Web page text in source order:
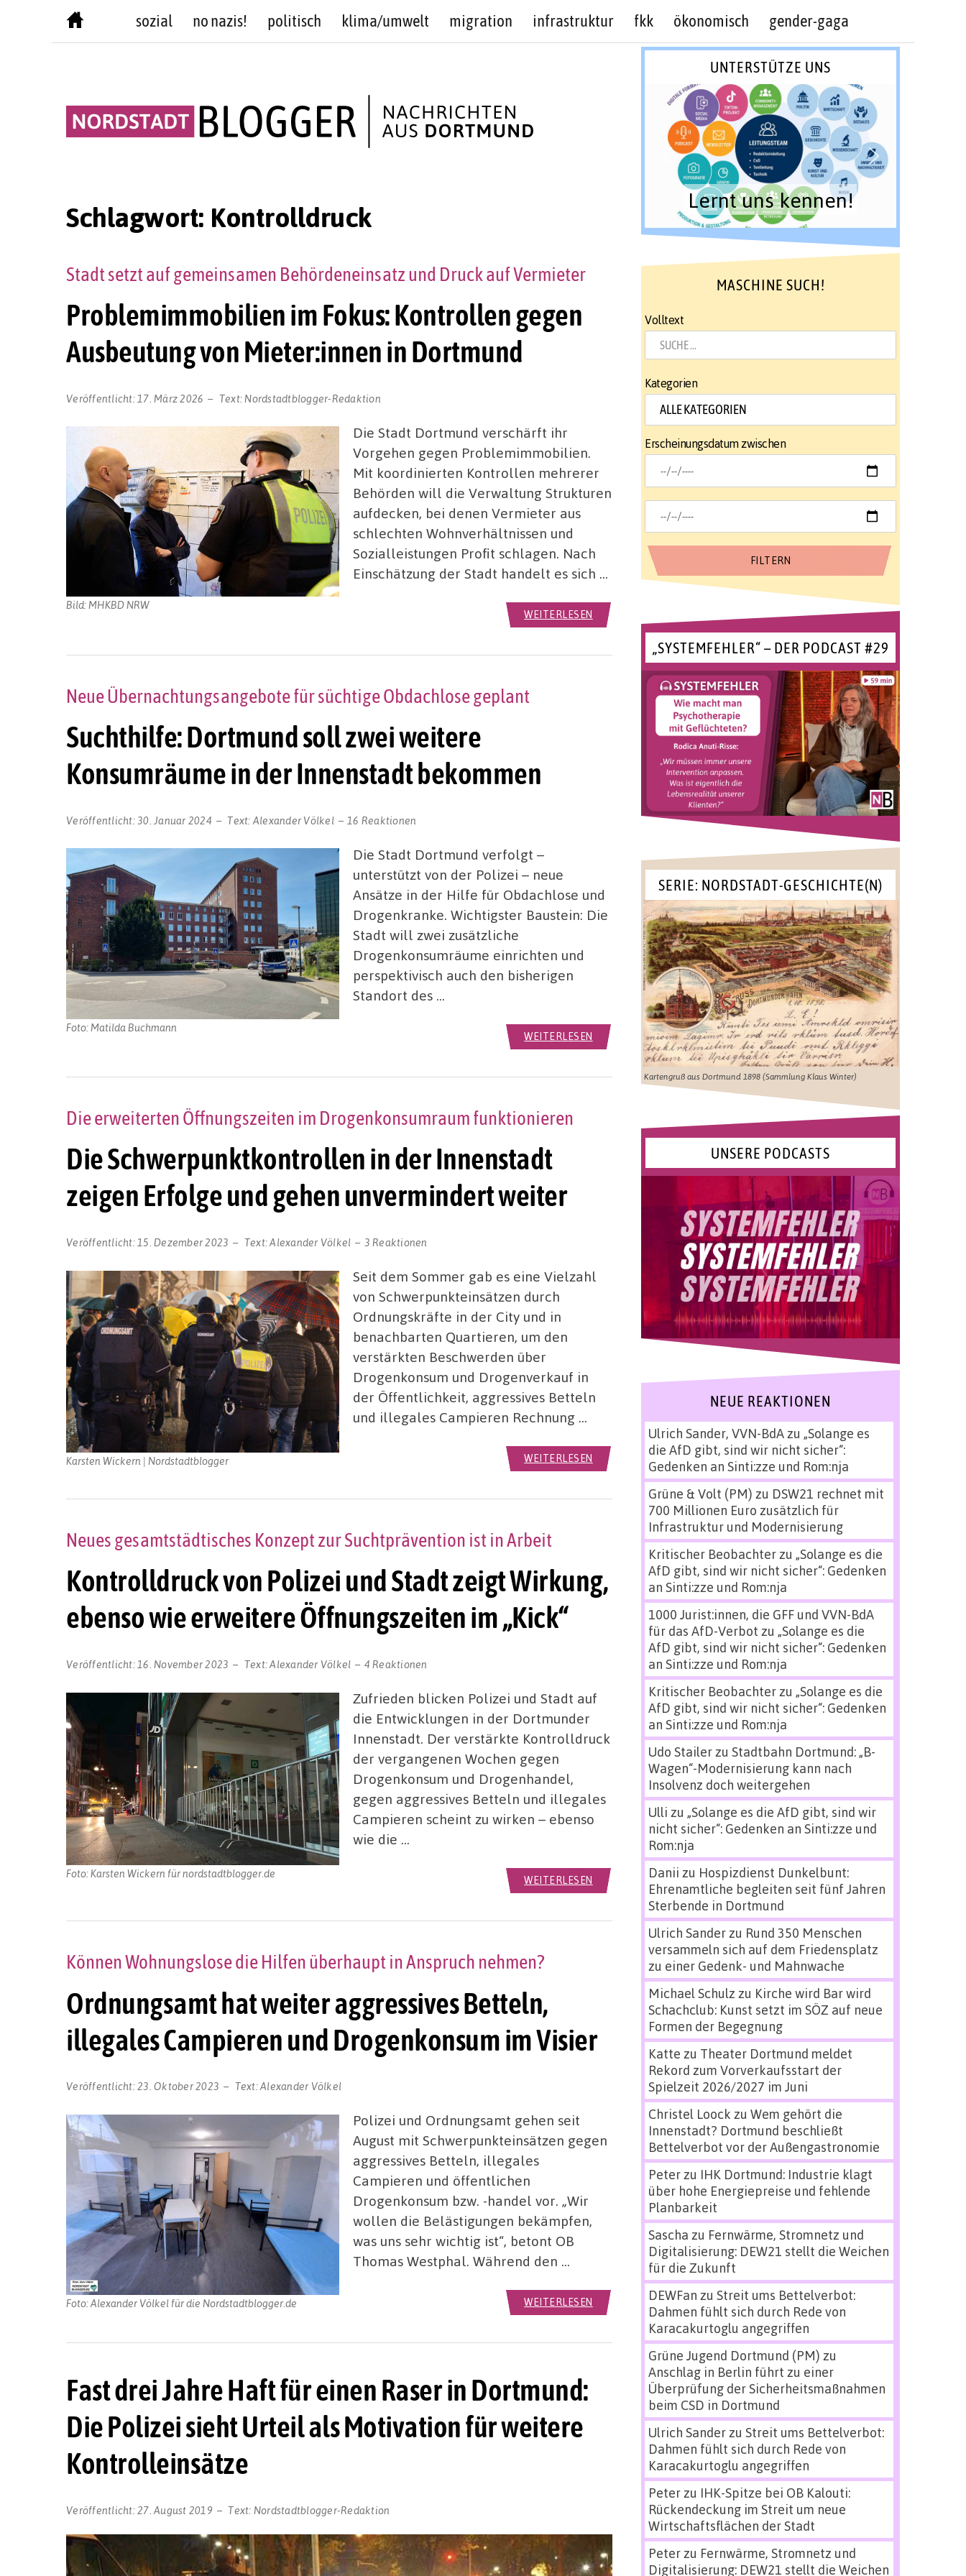
sozial no nazis! politisch klima/umwelt migration infrastruktur fkk ökonomisch gender-gaga
Schlagwort: Kontrolldruck
Problemimmobilien im Fokus: Kontrollen gegen
Ausbeutung von Mieter:innen in Dortmund
Stadt setzt auf gemeinsamen Behördeneinsatz und Druck auf Vermieter
Veröffentlicht: 17. März 2026 Text: Nordstadtblogger-Redaktion
Bild: MHKBD NRW
Die Stadt Dortmund verschärft ihr
Vorgehen gegen Problemimmobilien.
Mit koordinierten Kontrollen mehrerer
Behörden will die Verwaltung Strukturen
aufdecken, bei denen Vermieter aus
schlechten Wohnverhältnissen und
Sozialleistungen Profit schlagen. Nach
Einschätzung der Stadt handelt es sich …
WEITERLESEN
Suchthilfe: Dortmund soll zwei weitere
Konsumräume in der Innenstadt bekommen
Neue Übernachtungsangebote für süchtige Obdachlose geplant
Veröffentlicht:30. Januar 2024 Text: Alexander Völkel 16 Reaktionen
Foto: Matilda Buchmann
Die Stadt Dortmund verfolgt –
unterstützt von der Polizei – neue
Ansätze in der Hilfe für Obdachlose und
Drogenkranke. Wichtigster Baustein: Die
Stadt will zwei zusätzliche
Drogenkonsumräume einrichten und
perspektivisch auch den bisherigen
Standort des …
WEITERLESEN
Die Schwerpunktkontrollen in der Innenstadt
zeigen Erfolge und gehen unvermindert weiter
Die erweiterten Öffnungszeiten im Drogenkonsumraum funktionieren
Veröffentlicht: 15. Dezember 2023 Text:Alexander Völkel 3 Reaktionen
Karsten Wickern | Nordstadtblogger
Seit dem Sommer gab es eine Vielzahl
von Schwerpunkteinsätzen durch
Ordnungskräfte in der City und in
benachbarten Quartieren, um den
verstärkten Beschwerden über
Drogenkonsum und Drogenverkauf in
der Öffentlichkeit, aggressives Betteln
und illegales Campieren Rechnung …
WEITERLESEN
Kontrolldruck von Polizei und Stadt zeigt Wirkung,
ebenso wie erweitere Öffnungszeiten im „Kick“
Neues gesamtstädtisches Konzept zur Suchtprävention ist in Arbeit
Veröffentlicht: 16. November 2023 Text:Alexander Völkel 4 Reaktionen
Foto: Karsten Wickern für nordstadtblogger.de
Zufrieden blicken Polizei und Stadt auf
die Entwicklungen in der Dortmunder
Innenstadt. Der verstärkte Kontrolldruck
der vergangenen Wochen gegen
Drogenkonsum und Drogenhandel,
gegen aggressives Betteln und illegales
Campieren scheint zu wirken – ebenso
wie die …
WEITERLESEN
Ordnungsamt hat weiter aggressives Betteln,
illegales Campieren und Drogenkonsum im Visier
Können Wohnungslose die Hilfen überhaupt in Anspruch nehmen?
Veröffentlicht:23. Oktober 2023 Text:Alexander Völkel
Foto: Alexander Völkel für die Nordstadtblogger.de
Polizei und Ordnungsamt gehen seit
August mit Schwerpunkteinsätzen gegen
aggressives Betteln, illegales
Campieren und öffentlichen
Drogenkonsum bzw. -handel vor. „Wir
wollen die Belästigungen bekämpfen,
was uns sehr wichtig ist“, betont OB
Thomas Westphal. Während den …
WEITERLESEN
Fast drei Jahre Haft für einen Raser in Dortmund:
Die Polizei sieht Urteil als Motivation für weitere
Kontrolleinsätze
Veröffentlicht:27. August 2019 Text: Nordstadtblogger-Redaktion
UNTERSTÜTZE UNS
Lernt uns kennen!
MASCHINE SUCH!
Volltext
Kategorien
Erscheinungsdatum zwischen
„SYSTEMFEHLER“ – DER PODCAST #29
SERIE: NORDSTADT-GESCHICHTE(N)
Kartengruß aus Dortmund 1898 (Sammlung Klaus Winter)
UNSERE PODCASTS
NEUE REAKTIONEN
Ulrich Sander, VVN-BdAzu „Solange es
die AfD gibt, sind wir nicht sicher“:
Gedenken an Sinti:zze und Rom:nja
Grüne & Volt (PM) zu DSW21 rechnet mit
700 Millionen Euro zusätzlich für
Infrastruktur und Modernisierung
Kritischer Beobachterzu „Solange es die
AfD gibt, sind wir nicht sicher“: Gedenken
an Sinti:zze und Rom:nja
1000 Jurist:innen, die GFF und VVN-BdA
für das AfD-Verbot zu „Solange es die
AfD gibt, sind wir nicht sicher“: Gedenken
an Sinti:zze und Rom:nja
Kritischer Beobachterzu „Solange es die
AfD gibt, sind wir nicht sicher“: Gedenken
an Sinti:zze und Rom:nja
Udo Stailerzu Stadtbahn Dortmund: „B-
Wagen“-Modernisierung kann nach
Insolvenz doch weitergehen
Ulli zu „Solange es die AfD gibt, sind wir
nicht sicher“: Gedenken an Sinti:zze und
Rom:nja
Danii zu Hospizdienst Dunkelbunt:
Ehrenamtliche begleiten seit fünf Jahren
Sterbende in Dortmund
Ulrich Sanderzu Rund 350 Menschen
versammeln sich auf dem Friedensplatz
zu einer Gedenk- und Mahnwache
Michael Schulz zu Kirche wird Bar wird
Schachclub: Kunst setzt im SÖZ auf neue
Formen der Begegnung
Katte zu Theater Dortmund meldet
Rekord zum Vorverkaufsstart der
Spielzeit 2026/2027 im Juni
Christel Loock zu Wem gehört die
Innenstadt? Dortmund beschließt
Bettelverbot vor der Außengastronomie
Peterzu IHK Dortmund: Industrie klagt
über hohe Energiepreise und fehlende
Planbarkeit
Sascha zu Fernwärme, Stromnetz und
Digitalisierung: DEW21 stellt die Weichen
für die Zukunft
DEWFan zu Streit ums Bettelverbot:
Dahmen fühlt sich durch Rede von
Karacakurtoglu angegriffen
Grüne Jugend Dortmund (PM) zu
Anschlag in Berlin führt zu einer
Überprüfung der Sicherheitsmaßnahmen
beim CSD in Dortmund
Ulrich Sanderzu Streit ums Bettelverbot:
Dahmen fühlt sich durch Rede von
Karacakurtoglu angegriffen
Peterzu IHK-Spitze bei OB Kalouti:
Rückendeckung im Streit um neue
Wirtschaftsflächen der Stadt
Peterzu Fernwärme, Stromnetz und
Digitalisierung: DEW21 stellt die Weichen